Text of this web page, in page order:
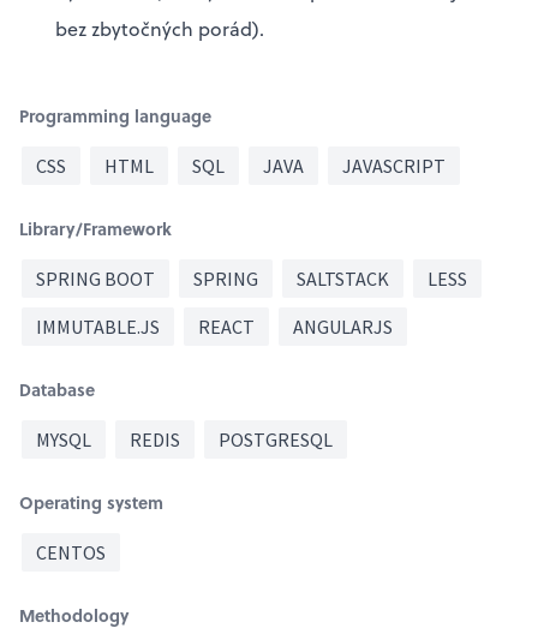
bez zbytočných porád).
Programming language
CSS HTML SQL JAVA JAVASCRIPT
Library/Framework
SPRING BOOT SPRING SALTSTACK
LESS
IMMUTABLE.JS
REACT ANGULARJS
Database
MYSQL REDIS POSTGRESQL
Operating system
CENTOS
Methodology